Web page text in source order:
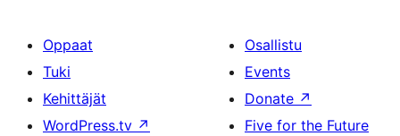
Oppaat
Tuki
Kehittäjät
WordPress.tv ↗
Osallistu
Events
Donate ↗
Five for the Future